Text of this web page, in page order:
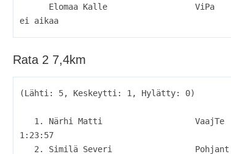
Rata 2 7,4km
(Lähti: 5, Keskeytti: 1, Hylätty: 0)
1:23:57